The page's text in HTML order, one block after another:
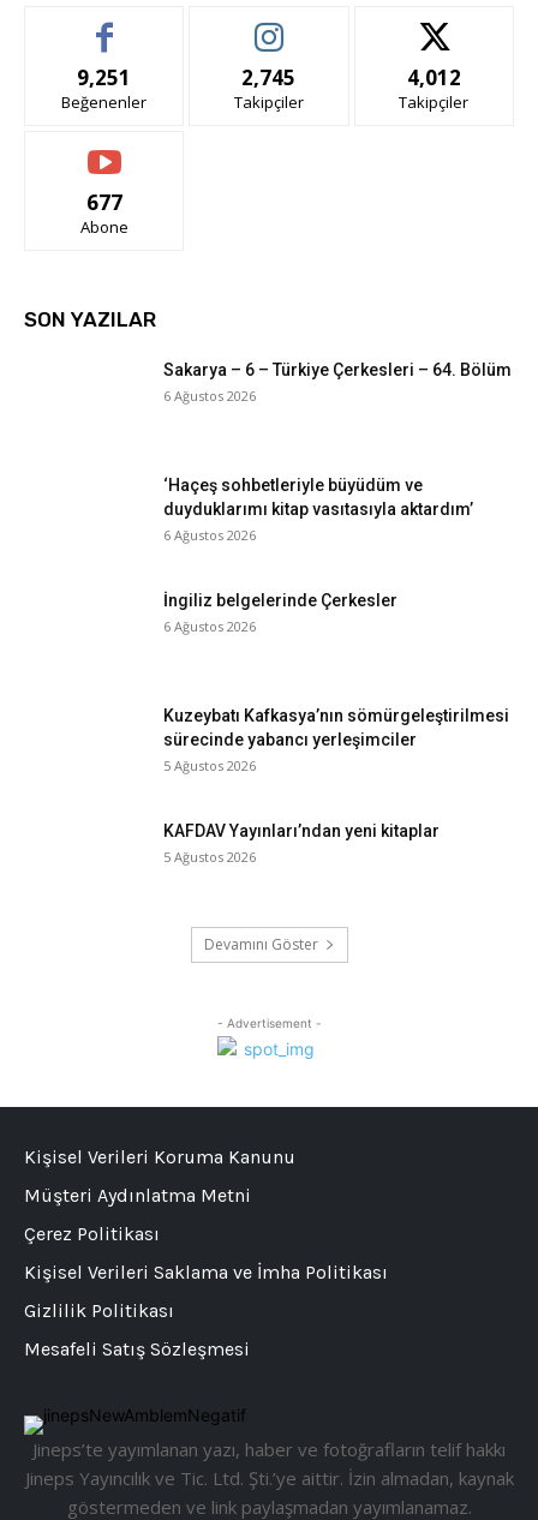
9,251
Beğenenler
2,745
Takipçiler
4,012
Takipçiler
677
Abone
SON YAZILAR
Sakarya – 6 – Türkiye Çerkesleri – 64. Bölüm
6 Ağustos 2026
‘Haçeş sohbetleriyle büyüdüm ve
duyduklarımı kitap vasıtasıyla aktardım’
6 Ağustos 2026
İngiliz belgelerinde Çerkesler
6 Ağustos 2026
Kuzeybatı Kafkasya’nın sömürgeleştirilmesi
sürecinde yabancı yerleşimciler
5 Ağustos 2026
KAFDAV Yayınları’ndan yeni kitaplar
5 Ağustos 2026
Devamını Göster
- Advertisement -
Jineps’te yayımlanan yazı, haber ve fotoğrafların telif hakkı
Jineps Yayıncılık ve Tic. Ltd. Şti.’ye aittir. İzin almadan, kaynak
göstermeden ve link paylaşmadan yayımlanamaz.
Kişisel Verileri Koruma Kanunu
Müşteri Aydınlatma Metni
Çerez Politikası
Kişisel Verileri Saklama ve İmha Politikası
Gizlilik Politikası
Mesafeli Satış Sözleşmesi